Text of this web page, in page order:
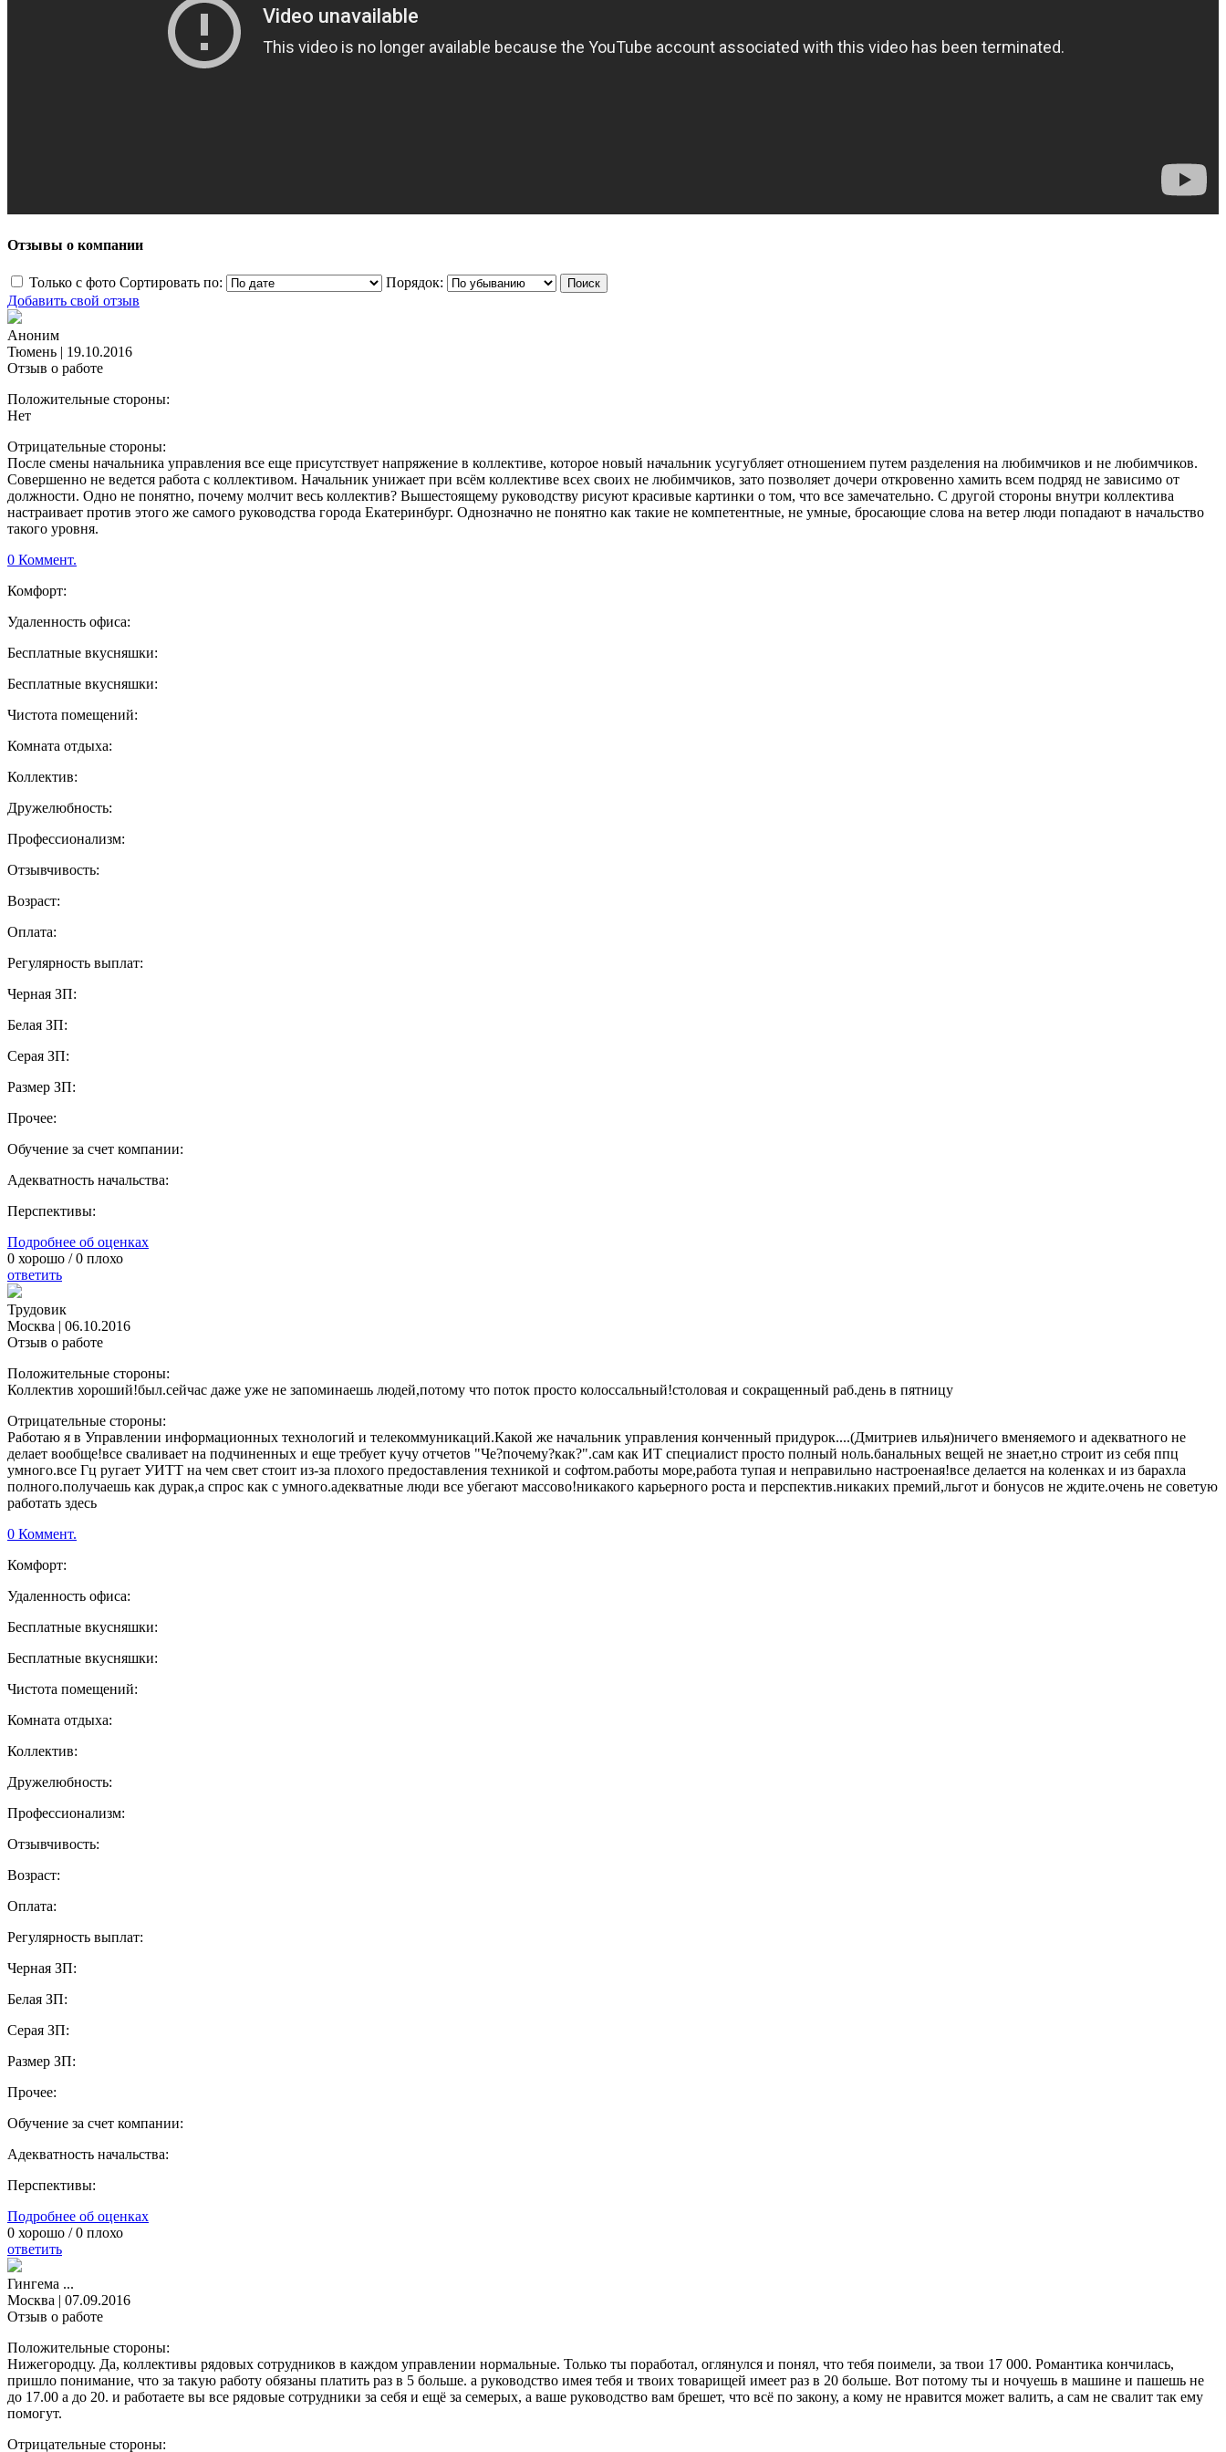
Отзывы о компании
Только с фото Сортировать по:
Порядок:
Добавить свой отзыв
Аноним
Тюмень | 19.10.2016
Отзыв о работе
Положительные стороны:
Нет
Отрицательные стороны:
После смены начальника управления все еще присутствует напряжение в коллективе, которое новый начальник усугубляет отношением путем разделения на любимчиков и не любимчиков.
Совершенно не ведется работа с коллективом. Начальник унижает при всём коллективе всех своих не любимчиков, зато позволяет дочери откровенно хамить всем подряд не зависимо от
должности. Одно не понятно, почему молчит весь коллектив? Вышестоящему руководству рисуют красивые картинки о том, что все замечательно. С другой стороны внутри коллектива
настраивает против этого же самого руководства города Екатеринбург. Однозначно не понятно как такие не компетентные, не умные, бросающие слова на ветер люди попадают в начальство
такого уровня.
0 Коммент.
Комфорт:
Удаленность офиса:
Бесплатные вкусняшки:
Бесплатные вкусняшки:
Чистота помещений:
Комната отдыха:
Коллектив:
Дружелюбность:
Профессионализм:
Отзывчивость:
Возраст:
Оплата:
Регулярность выплат:
Черная ЗП:
Белая ЗП:
Серая ЗП:
Размер ЗП:
Прочее:
Обучение за счет компании:
Адекватность начальства:
Перспективы:
Подробнее об оценках
0 хорошо /0 плохо
ответить
Трудовик
Москва | 06.10.2016
Отзыв о работе
Положительные стороны:
Коллектив хороший!был.сейчас даже уже не запоминаешь людей,потому что поток просто колоссальный!столовая и сокращенный раб.день в пятницу
Отрицательные стороны:
Работаю я в Управлении информационных технологий и телекоммуникаций.Какой же начальник управления конченный придурок....(Дмитриев илья)ничего вменяемого и адекватного не
делает вообще!все сваливает на подчиненных и еще требует кучу отчетов "Че?почему?как?".сам как ИТ специалист просто полный ноль.банальных вещей не знает,но строит из себя ппц
умного.все Гц ругает УИТТ на чем свет стоит из-за плохого предоставления техникой и софтом.работы море,работа тупая и неправильно настроеная!все делается на коленках и из барахла
полного.получаешь как дурак,а спрос как с умного.адекватные люди все убегают массово!никакого карьерного роста и перспектив.никаких премий,льгот и бонусов не ждите.очень не советую
работать здесь
0 Коммент.
Комфорт:
Удаленность офиса:
Бесплатные вкусняшки:
Бесплатные вкусняшки:
Чистота помещений:
Комната отдыха:
Коллектив:
Дружелюбность:
Профессионализм:
Отзывчивость:
Возраст:
Оплата:
Регулярность выплат:
Черная ЗП:
Белая ЗП:
Серая ЗП:
Размер ЗП:
Прочее:
Обучение за счет компании:
Адекватность начальства:
Перспективы:
Подробнее об оценках
0 хорошо /0 плохо
ответить
Гингема ...
Москва | 07.09.2016
Отзыв о работе
Положительные стороны:
Нижегородцу. Да, коллективы рядовых сотрудников в каждом управлении нормальные. Только ты поработал, оглянулся и понял, что тебя поимели, за твои 17 000. Романтика кончилась,
пришло понимание, что за такую работу обязаны платить раз в 5 больше. а руководство имея тебя и твоих товарищей имеет раз в 20 больше. Вот потому ты и ночуешь в машине и пашешь не
до 17.00 а до 20. и работаете вы все рядовые сотрудники за себя и ещё за семерых, а ваше руководство вам брешет, что всё по закону, а кому не нравится может валить, а сам не свалит так ему
помогут.
Отрицательные стороны: